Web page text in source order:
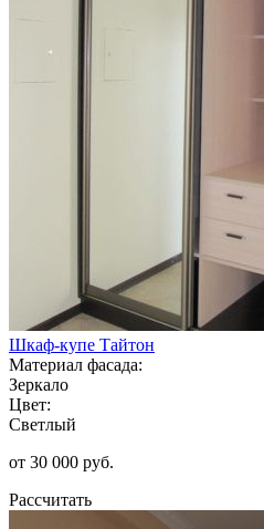
Шкаф-купе Тайтон
Материал фасада:
Зеркало
Цвет:
Светлый
от 30 000 руб.
Рассчитать